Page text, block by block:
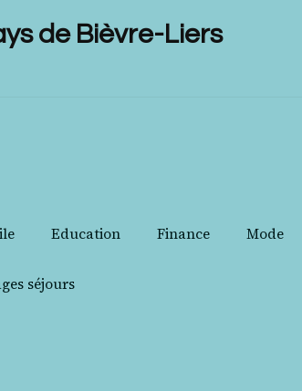
de Bièvre-Liers
Education Finance Mode
séjours